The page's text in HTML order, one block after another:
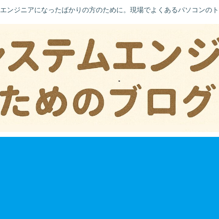
ンジニアになったばかりの方のために。現場でよくあるパソコンの